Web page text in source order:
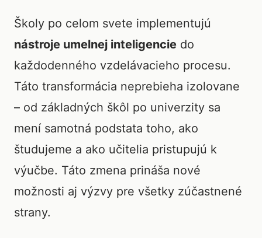
Školy po celom svete implementujú
nástroje umelnej inteligencie do
každodenného vzdelávacieho procesu.
Táto transformácia neprebieha izolovane
– od základných škôl po univerzity sa
mení samotná podstata toho, ako
študujeme a ako učitelia pristupujú k
výučbe. Táto zmena prináša nové
možnosti aj výzvy pre všetky zúčastnené
strany.